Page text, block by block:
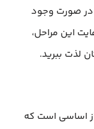
در صورت وجود
این مراحل،
لذت ببرید.
اساسی است که